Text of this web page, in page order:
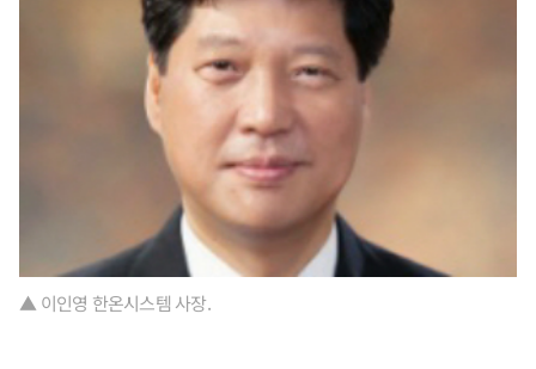
▲ 이인영 한온시스템 사장.